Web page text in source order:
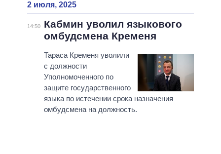
2 июля, 2025
14:50
Кабмин уволил языкового
омбудсмена Кременя
Тараса Кременя уволили
с должности
Уполномоченного по
защите государственного
языка по истечении срока назначения
омбудсмена на должность.